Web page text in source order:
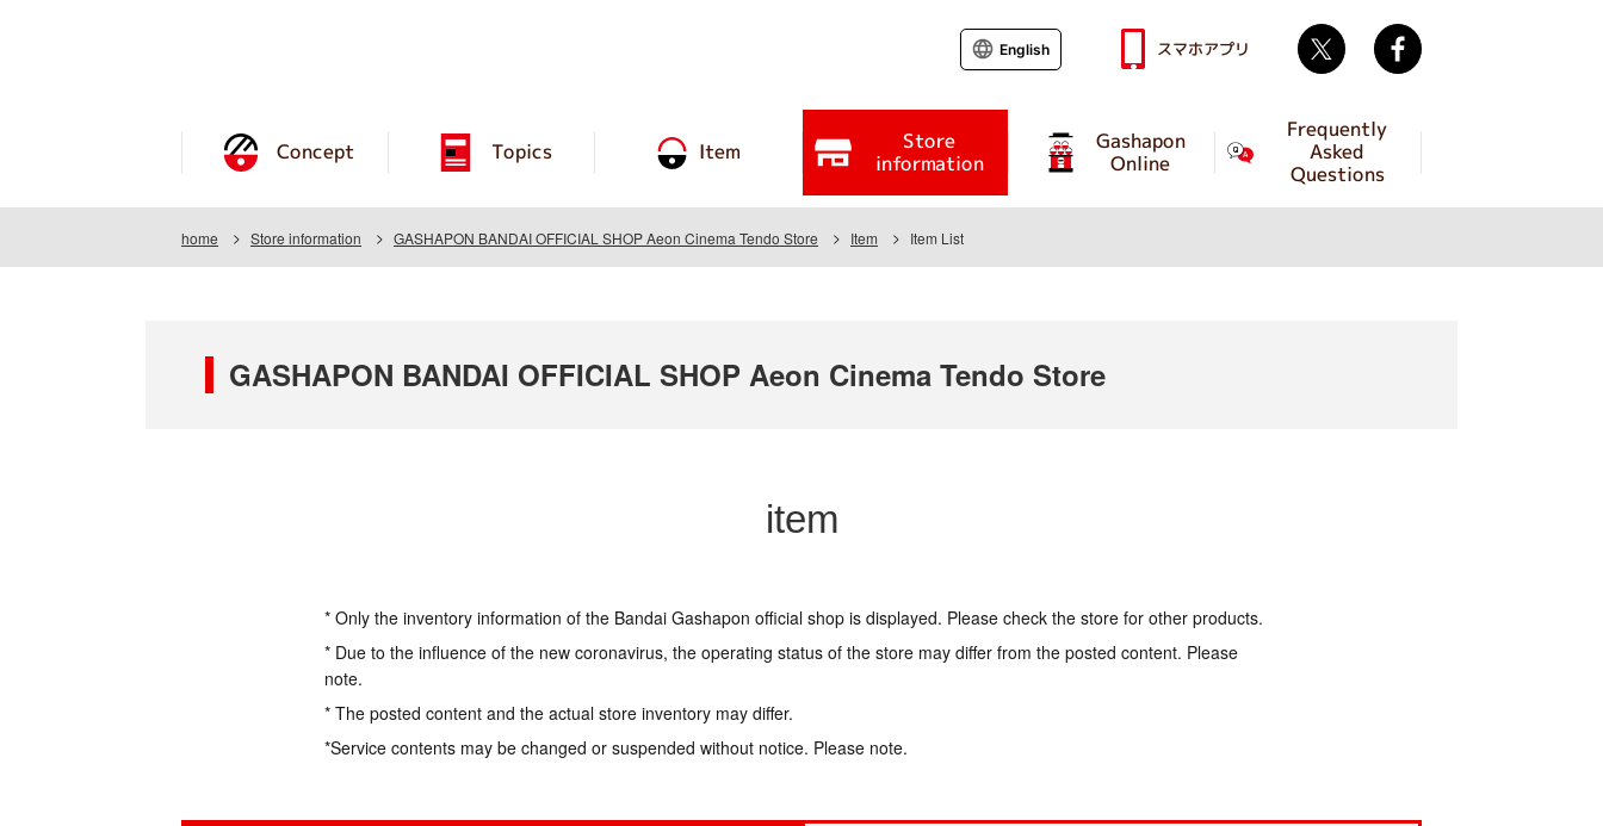
Concept Topics Item Store
information
Gashapon
Online
Frequently
Asked
Questions
English スマホアプリ Twitter
home Store information GASHAPON BANDAI OFFICIAL SHOP Aeon Cinema Tendo Store Item Item List
GASHAPON BANDAI OFFICIAL SHOP Aeon Cinema Tendo Store
item
* Only the inventory information of the Bandai Gashapon official shop is displayed. Please check the store for other products.
* Due to the influence of the new coronavirus, the operating status of the store may differ from the posted content. Please
note.
* The posted content and the actual store inventory may differ.
*Service contents may be changed or suspended without notice. Please note.